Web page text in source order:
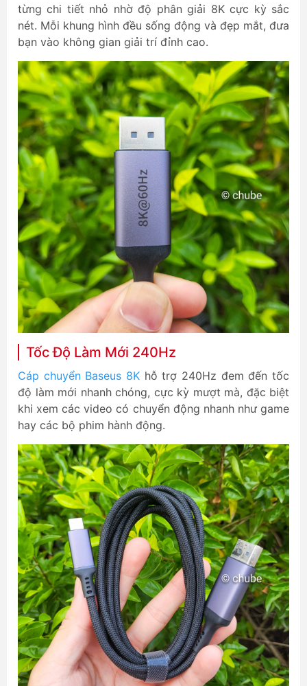
từng chi tiết nhỏ nhờ độ phân giải 8K cực kỳ sắc
nét. Mỗi khung hình đều sống động và đẹp mắt, đưa
bạn vào không gian giải trí đỉnh cao.
Tốc Độ Làm Mới 240Hz
Cáp chuyển Baseus 8K hỗ trợ 240Hz đem đến tốc
độ làm mới nhanh chóng, cực kỳ mượt mà, đặc biệt
khi xem các video có chuyển động nhanh như game
hay các bộ phim hành động.